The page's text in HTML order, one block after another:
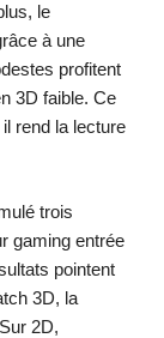
le
à une
profitent
3D faible. Ce
rend la lecture
trois
gaming entrée
pointent
3D, la
2D,